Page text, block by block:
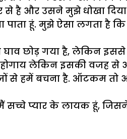
है और उसने मुझे धोखा
हूं. मुझे ऐसा लगता
छोड़ गया है, लेकिन
लेकिन इसकी वजह
से हमें बचना है. ऑटकम तो
सच्चे प्यार के लायक हूं,